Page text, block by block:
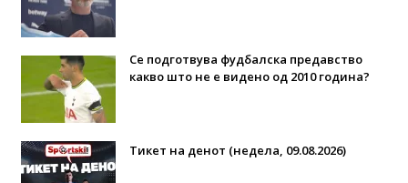
Се подготвува фудбалска предавство
какво што не е видено од 2010 година?
Тикет на денот (недела, 09.08.2026)